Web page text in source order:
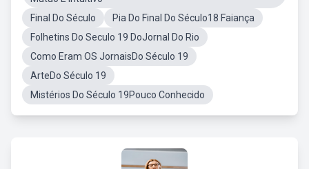
Final Do Século
Pia Do Final Do Século18 Faiança
Folhetins Do Seculo 19 DoJornal Do Rio
Como Eram OS JornaisDo Século 19
ArteDo Século 19
Mistérios Do Século 19Pouco Conhecido